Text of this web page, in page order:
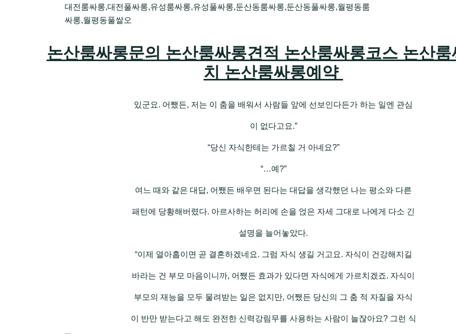
대전룸싸롱,대전풀싸롱,유성룸싸롱,유성풀싸롱,둔산동룸싸롱,둔산동풀싸롱,월평동룸
싸롱,월평동풀쌀오
논산룸싸롱문의 논산룸싸롱견적 논산룸싸롱코스 논산룸
치 논산룸싸롱예약
있군요. 어쨌든, 저는 이 춤을 배워서 사람들 앞에 선보인다든가 하는 일엔 관심
이 없다고요.”
“당신 자식한테는 가르칠 거 아녜요?”
“…예?”
여느 때와 같은 대답, 어쨌든 배우면 된다는 대답을 생각했던 나는 평소와 다른
패턴에 당황해버렸다. 아르사하는 허리에 손을 얹은 자세 그대로 나에게 다소 긴
설명을 늘어놓았다.
“이제 열아홉이면 곧 결혼하겠네요. 그럼 자식 생길 거고요. 자식이 건강해지길
바라는 건 부모 마음이니까, 어쨌든 효과가 있다면 자식에게 가르치겠죠. 자식이
부모의 재능을 모두 물려받는 일은 없지만, 어쨌든 당신의 그 춤 적 자질을 자식
이 반만 받는다고 해도 완전한 신력강림무를 사용하는 사람이 늘잖아요? 그런 식